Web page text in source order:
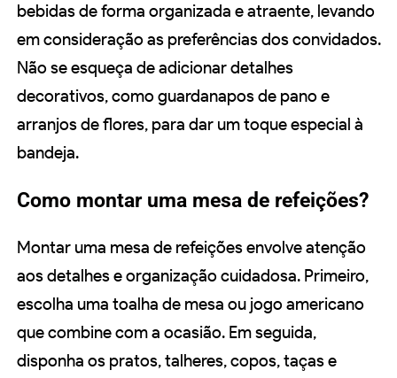
bebidas de forma organizada e atraente, levando
em consideração as preferências dos convidados.
Não se esqueça de adicionar detalhes
decorativos, como guardanapos de pano e
arranjos de flores, para dar um toque especial à
bandeja.
Como montar uma mesa de refeições?
Montar uma mesa de refeições envolve atenção
aos detalhes e organização cuidadosa. Primeiro,
escolha uma toalha de mesa ou jogo americano
que combine com a ocasião. Em seguida,
disponha os pratos, talheres, copos, taças e